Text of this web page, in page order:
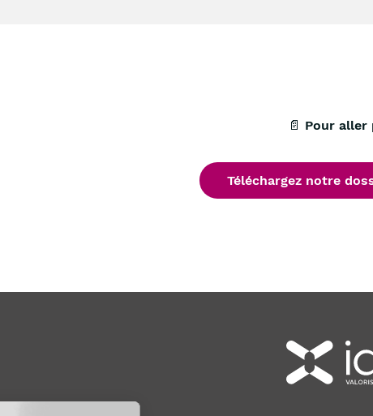
📄 Pour
Téléchargez notre